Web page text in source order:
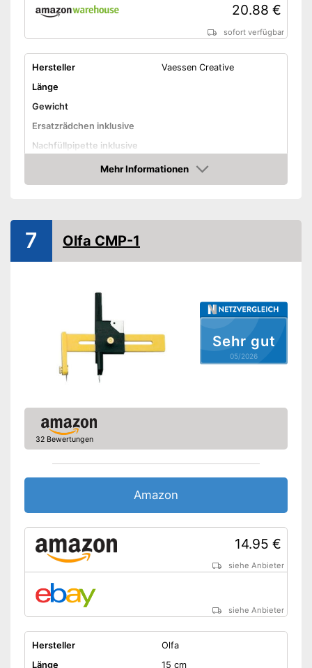
20.88 €
sofort verfügbar
Hersteller
Vaessen Creative
Länge
Gewicht
Ersatzrädchen inklusive
Nachfüllpipette inklusive
Amazon Lieferzeit
siehe Anbieter
Mehr Informationen
Amazon
Sehr gut
05/2026
7 Olfa CMP-1
32 Bewertungen
Amazon
14.95 €
siehe Anbieter
siehe Anbieter
Hersteller
Olfa
Länge
15 cm